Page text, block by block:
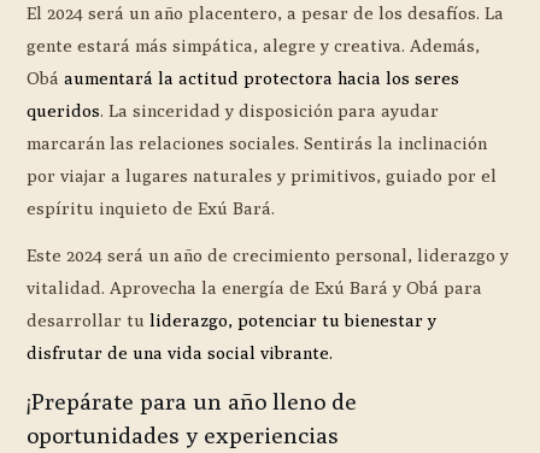
El 2024 será un año placentero, a pesar de los desafíos. La
gente estará más simpática, alegre y creativa. Además,
Obáaumentará la actitud protectora hacia los seres
queridos. La sinceridad y disposición para ayudar
marcarán las relaciones sociales. Sentirás la inclinación
por viajar a lugares naturales y primitivos, guiado por el
espíritu inquieto de Exú Bará.
Este 2024 será un año de crecimiento personal, liderazgo y
vitalidad. Aprovecha la energía de Exú Bará y Obá para
desarrollar tuliderazgo, potenciar tu bienestar y
disfrutar de una vida social vibrante.
¡Prepárate para un año lleno de
oportunidades y experiencias